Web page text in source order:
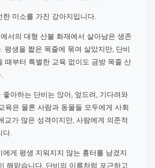
한 미소를 가진 강아지입니다.
서의 대형 산불 화재에서 살아남은 생존
평생을 짧은 목줄에 묶여 살았지만, 단비
때부터 특별한 교육 없이도 금방 목줄 산
좋아하는 단비는 앉아, 엎드려, 기다려와
육은 물론 사람과 동물들 모두에게 사회
교가 많은 성격이지만, 사람에게 의존적
다.
에게 평생 지워지지 않는 흉터를 남겼지
해맑습니다. 단비의 이름처럼 포근하고